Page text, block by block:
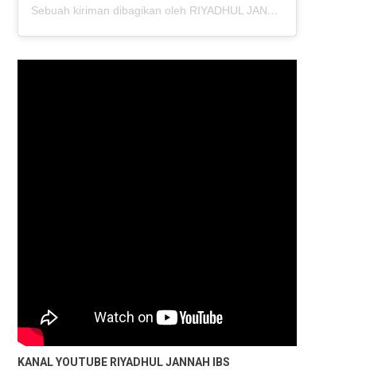
Sebuah kiriman dibagikan oleh RIYADHUL JANNAH IBS (@riyadhuljannahibs)
KANAL YOUTUBE RIYADHUL JANNAH IBS